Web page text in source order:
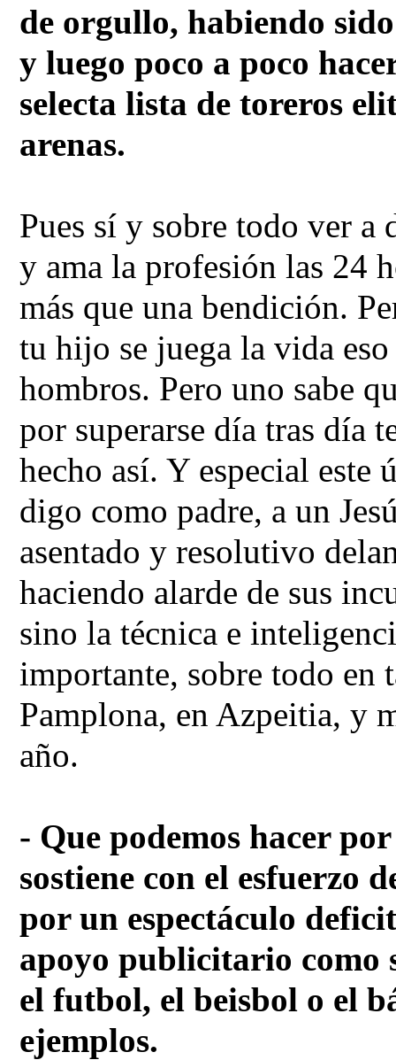
de orgullo, habiendo
y luego poco a poco
selecta lista de toreros
arenas.
Pues sí y sobre todo ver
y ama la profesión las 24
más que una bendición.
tu hijo se juega la vida
hombros. Pero uno sabe
por superarse día tras día
hecho así. Y especial
digo como padre, a un
asentado y resolutivo
haciendo alarde de sus
sino la técnica e
importante, sobre todo en
Pamplona, en Azpeitia, y
año.
- Que podemos hacer
sostiene con el esfuerzo
por un espectáculo
apoyo publicitario como
el futbol, el beisbol o el
ejemplos.